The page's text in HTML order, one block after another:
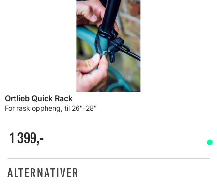
Ortlieb Quick Rack
For rask oppheng, til 26"-28"
1 399,-
ALTERNATIVER